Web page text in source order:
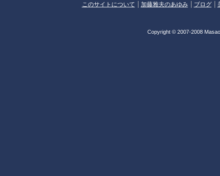
このサイトについて 加藤雅夫のあゆみ ブログ
Copyright © 2007-2008